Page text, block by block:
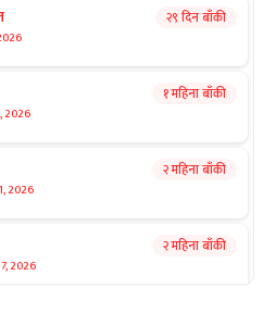
२९ दिन बाँकी
2026
१ महिना बाँकी
2026
२ महिना बाँकी
2026
२ महिना बाँकी